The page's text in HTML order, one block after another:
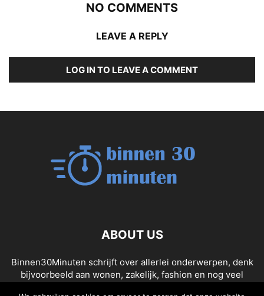
NO COMMENTS
LEAVE A REPLY
LOG IN TO LEAVE A COMMENT
ABOUT US
Binnen30Minuten schrijft over allerlei onderwerpen, denk
bijvoorbeeld aan wonen, zakelijk, fashion en nog veel